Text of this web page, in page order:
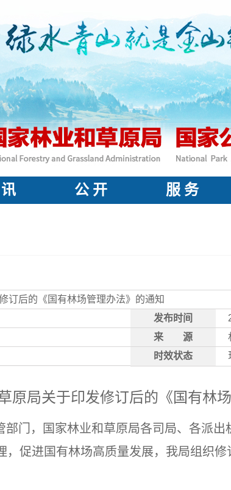
公 开 服 务
订后的《国有林场管理办法》的通知
发布时间
来
源
时效状态
原局关于印发修订后的《国有林
门，国家林业和草原局各司局、各派
，促进国有林场高质量发展，我局组织